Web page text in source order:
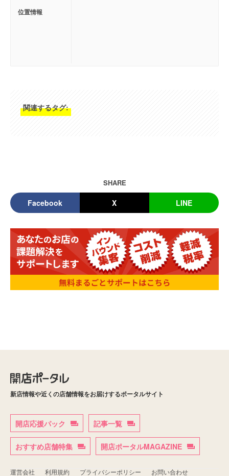
位置情報
関連するタグ:
SHARE
Facebook X LINE
新店情報や近くの店舗情報をお届けするポータルサイト
開店応援パック 記事一覧
おすすめ店舗特集 開店ポータルMAGAZINE
運営会社 利用規約 プライバシーポリシー お問い合わせ